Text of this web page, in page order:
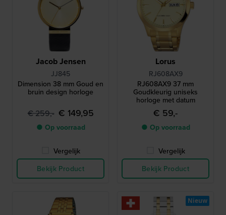
Jacob Jensen
JJ845
Dimension 38 mm Goud en
bruin design horloge
€ 259,- € 149,95
● Op voorraad
Vergelijk
Bekijk Product
Lorus
RJ608AX9
RJ608AX9 37 mm
Goudkleurig uniseks
horloge met datum
€ 59,-
● Op voorraad
Vergelijk
Bekijk Product
Nieuw